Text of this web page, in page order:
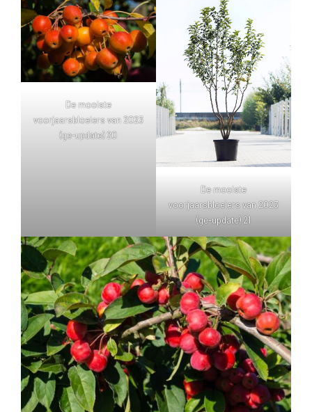
De mooiste
voorjaarsbloeiers van 2023
(ge-update) 20
De mooiste
voorjaarsbloeiers van 2023
(ge-update) 21